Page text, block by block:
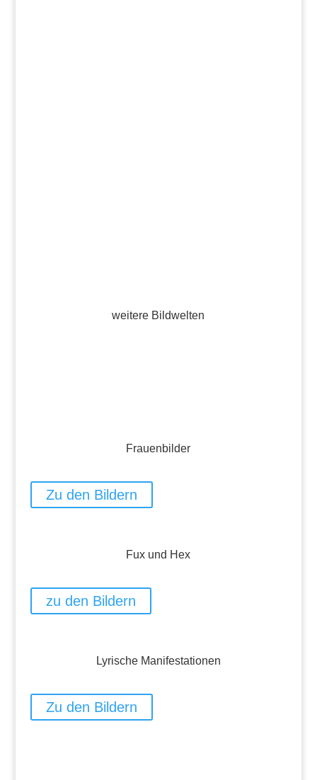
weitere Bildwelten
Frauenbilder
Zu den Bildern
Fux und Hex
zu den Bildern
Lyrische Manifestationen
Zu den Bildern